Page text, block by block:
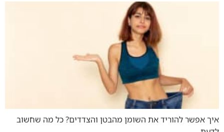
איך אפשר להוריד את השומן מהבטן והצדדים? כל מה שחשוב